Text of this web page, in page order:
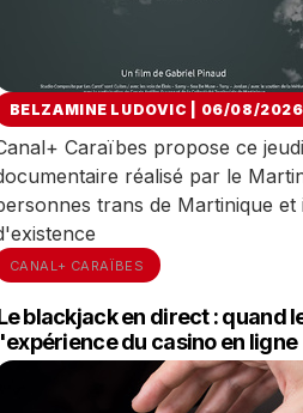
BELZAMINE LUDOVIC | 06/08/2026
Caraïbes propose ce
réalisé par le
trans de Martinique
CANAL+ CARAÏBES
blackjack en direct : quand
du casino en ligne